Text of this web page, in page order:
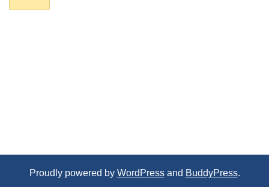
Proudly powered by WordPressand BuddyPress.